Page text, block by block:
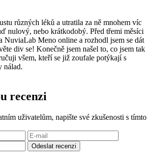
různých léků a utratila za ně mnohem víc
nulový, nebo krátkodobý. Před třemi měsíci
NuviaLab Meno online a rozhodl jsem se dát
div se! Konečně jsem našel to, co jsem tak
všem, kteří se již zoufale potýkají s
nálad.
recenzi
uživatelům, napište své zkušenosti s tímto
Odeslat recenzi